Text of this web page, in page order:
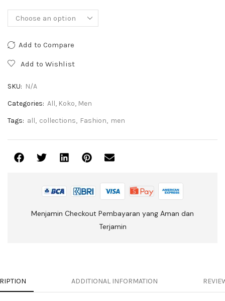
Add to Compare
Add to Wishlist
SKU: N/A
Categories: All, Koko, Men
Tags: all, collections, Fashion, men
Menjamin Checkout Pembayaran yang Aman dan
Terjamin
ADDITIONAL INFORMATION